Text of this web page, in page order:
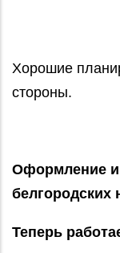
Хорошие
стороны.
Оформление
белгородских
Теперь